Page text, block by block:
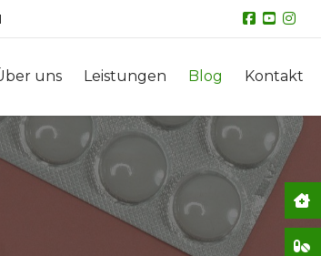
uns Leistungen Blog Kontakt